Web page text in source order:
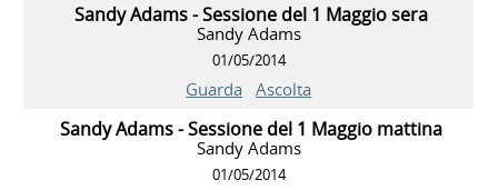
Sandy Adams - Sessione del 1 Maggio sera
Sandy Adams
01/05/2014
Guarda Ascolta
Sandy Adams - Sessione del 1 Maggio mattina
Sandy Adams
01/05/2014